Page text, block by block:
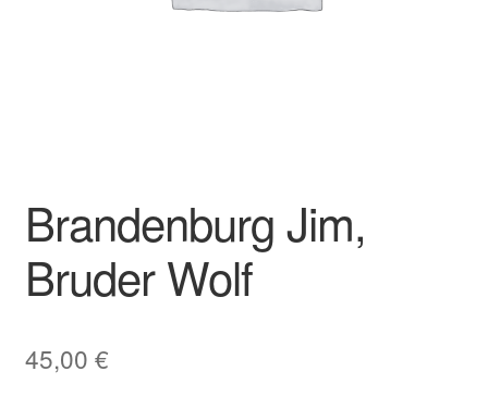
Brandenburg Jim,
Bruder Wolf
45,00 €